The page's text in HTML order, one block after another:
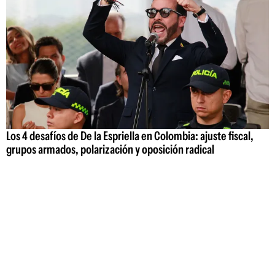
Los 4 desafíos de De la Espriella en Colombia: ajuste fiscal,
grupos armados, polarización y oposición radical